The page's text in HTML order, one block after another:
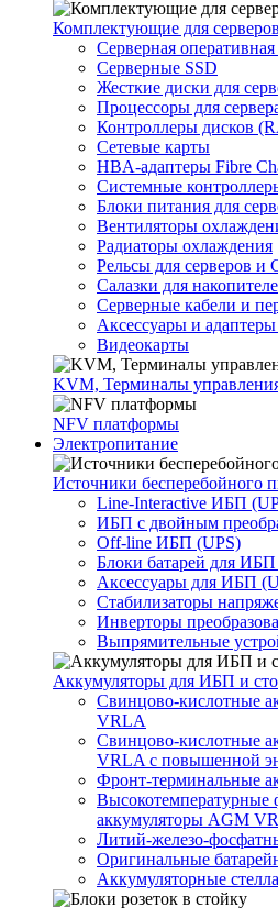
Комплектующие для
Серверная
Серверные SSD
Жесткие диски для
Процессоры для
Контроллеры дисков
Сетевые карты
HBA-адаптеры Fibre
Системные
Блоки питания для
Вентиляторы
Радиаторы охлаждения
Рельсы для серверов
Салазки для
Серверные кабели и
Аксессуары и адаптеры
Видеокарты
KVM, Терминалы
NFV платформы
Электропитание
Источники бесперебойного
Line-Interactive ИБП
ИБП с двойным
Off-line ИБП (UPS)
Блоки батарей для
Аксессуары для ИБП
Стабилизаторы
Инверторы
Выпрямительные
Аккумуляторы для ИБП и
Свинцово-кислотные
VRLA
Свинцово-кислотные
VRLA с повышенной
Фронт-терминальные
Высокотемпературные
аккумуляторы AGM
Литий-железо-
Оригинальные
Аккумуляторные